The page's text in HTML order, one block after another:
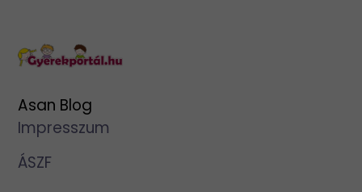
Asan Blog
Impresszum
ÁSZF